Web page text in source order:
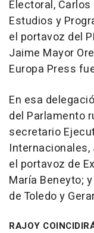
Electoral,
Estudios y
el portavoz del
Jaime Mayor
Europa Press
En esa
del Parlamento
secretario
Internacionales,
el portavoz de
María Beneyto;
de Toledo y
RAJOY